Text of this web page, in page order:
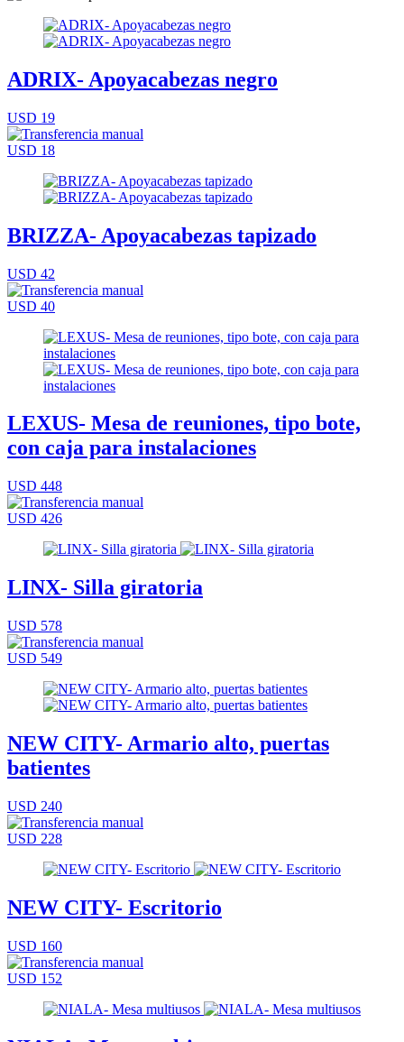
ADRIX- Apoyacabezas negro
USD 19
USD 18
BRIZZA- Apoyacabezas tapizado
USD 42
USD 40
LEXUS- Mesa de reuniones, tipo bote,
con caja para instalaciones
USD 448
USD 426
LINX- Silla giratoria
USD 578
USD 549
NEW CITY- Armario alto, puertas
batientes
USD 240
USD 228
NEW CITY- Escritorio
USD 160
USD 152